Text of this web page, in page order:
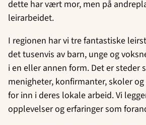
dette har vært mor, men på
leirarbeidet.
I regionen har vi tre fantastiske
det tusenvis av barn, unge og
i en eller annen form. Det er steder
menigheter, konfirmanter, skoler
for inn i deres lokale arbeid. Vi
opplevelser og erfaringer som